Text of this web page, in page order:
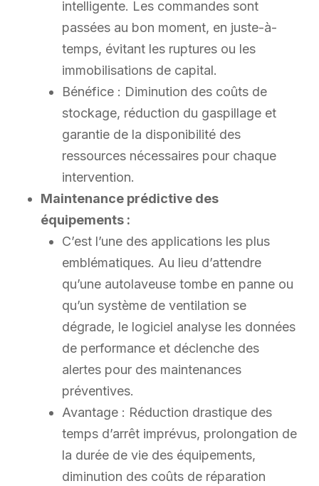
intelligente. Les commandes sont
passées au bon moment, en juste-à-
temps, évitant les ruptures ou les
immobilisations de capital.
Bénéfice : Diminution des coûts de
stockage, réduction du gaspillage et
garantie de la disponibilité des
ressources nécessaires pour chaque
intervention.
Maintenance prédictive des
équipements :
C’est l’une des applications les plus
emblématiques. Au lieu d’attendre
qu’une autolaveuse tombe en panne ou
qu’un système de ventilation se
dégrade, le logiciel analyse les données
de performance et déclenche des
alertes pour des maintenances
préventives.
Avantage : Réduction drastique des
temps d’arrêt imprévus, prolongation de
la durée de vie des équipements,
diminution des coûts de réparation